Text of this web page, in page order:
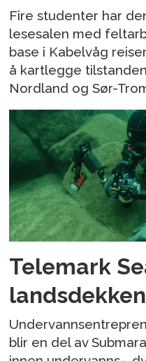
Fire studenter har
lesesalen med
base i Kabelvåg
å kartlegge
Nordland og Sør-
Telemark
blir en del av